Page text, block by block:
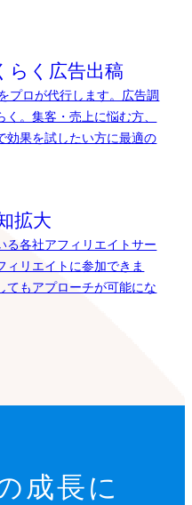
らく広告出稿
プロが代行します。広告調
。集客・売上に悩む方、
効果を試したい方に最適の
拡大
る各社アフィリエイトサー
ィリエイトに参加できま
てもアプローチが可能にな
成長に